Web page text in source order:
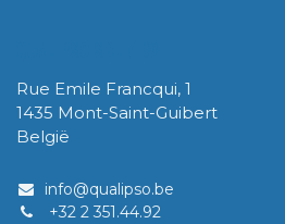
Rue Emile Francqui, 1
1435 Mont-Saint-Guibert
België
info@qualipso.be
+32 2 351.44.92